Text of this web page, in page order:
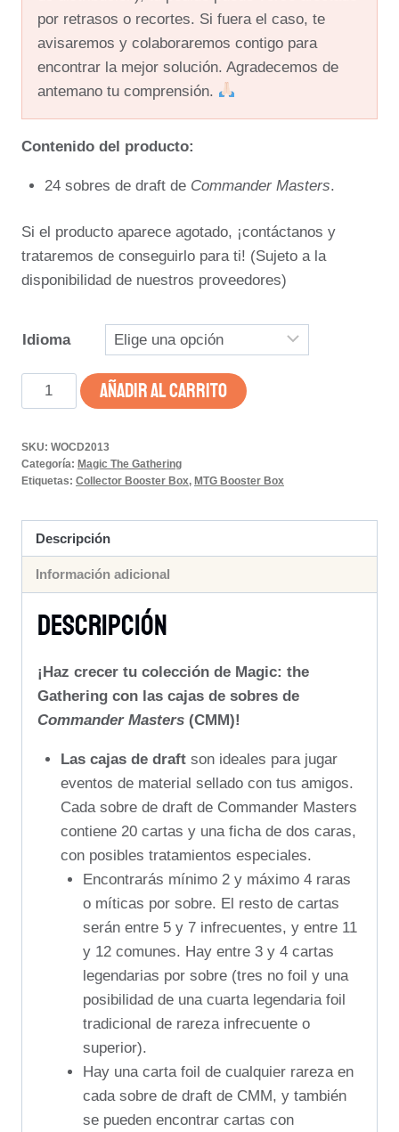
por retrasos o recortes. Si fuera el caso, te
avisaremos y colaboraremos contigo para
encontrar la mejor solución. Agradecemos de
antemano tu comprensión.
Contenido del producto:
24 sobres de draft de Commander Masters.
Si el producto aparece agotado, ¡contáctanos y
trataremos de conseguirlo para ti! (Sujeto a la
disponibilidad de nuestros proveedores)
Idioma
Commander
Masters
Caja
de
Draft
cantidad
AÑADIR AL CARRITO
SKU: WOCD2013
Categoría: Magic The Gathering
Etiquetas: Collector Booster Box, MTG Booster Box
Descripción
Información adicional
Descripción
¡Haz crecer tu colección de Magic: the
Gathering con las cajas de sobres de
Commander Masters (CMM)!
Las cajas de draftson ideales para jugar
eventos de material sellado con tus amigos.
Cada sobre de draft de Commander Masters
contiene 20 cartas y una ficha de dos caras,
con posibles tratamientos especiales.
Encontrarás mínimo 2 y máximo 4 raras
o míticas por sobre. El resto de cartas
serán entre 5 y 7 infrecuentes, y entre 11
y 12 comunes. Hay entre 3 y 4 cartas
legendarias por sobre (tres no foil y una
posibilidad de una cuarta legendaria foil
tradicional de rareza infrecuente o
superior).
Hay una carta foil de cualquier rareza en
cada sobre de draft de CMM, y también
se pueden encontrar cartas con